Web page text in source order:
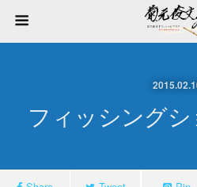
フィッシングシ